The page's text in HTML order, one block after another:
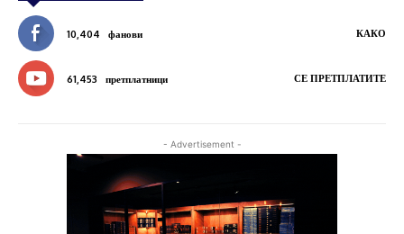
10,404 фанови КАКО
61,453 претплатници СЕ ПРЕТПЛАТИТЕ
- Advertisement -